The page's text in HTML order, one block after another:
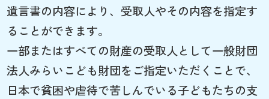
遺言書の内容により、受取人やその内容を指定す
ることができます。
一部またはすべての財産の受取人として一般財団
法人みらいこども財団をご指定いただくことで、
日本で貧困や虐待で苦しんでいる子どもたちの支